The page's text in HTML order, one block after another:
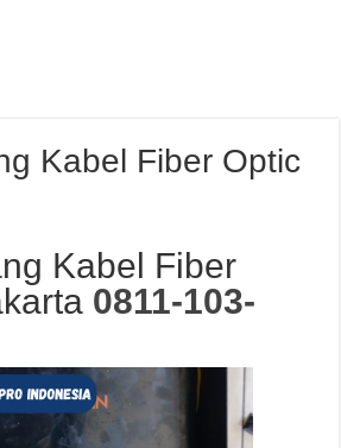
Kabel Fiber Optic
Kabel Fiber
0811-103-